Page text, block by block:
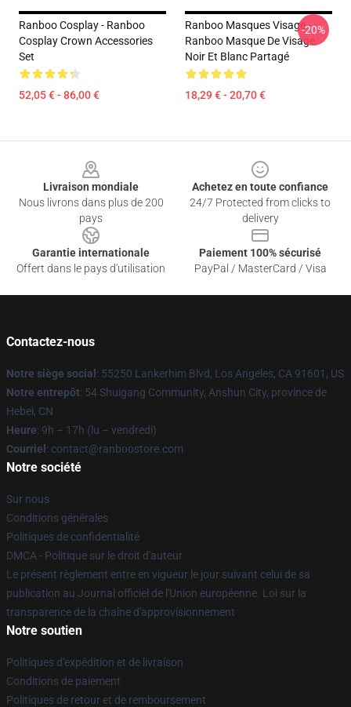
Ranboo Cosplay - Ranboo
Cosplay Crown Accessories
Set
52,05 € - 86,00 €
Ranboo Masques Visage -
Ranboo Masque De Visage
Noir Et Blanc Partagé
18,29 € - 20,70 €
-20%
Livraison mondiale
Nous livrons dans plus de 200
pays
Achetez en toute confiance
24/7 Protected from clicks to
delivery
Garantie internationale
Offert dans le pays d'utilisation
Paiement 100% sécurisé
PayPal / MasterCard / Visa
Contactez-nous
Notre siège social : 55250 Lankerhim Blvd, Los Angeles, CA 91601, US
Notre entrepôt: 54 Shuigang Community, Anshun City, province de
Hebei, CN
Heure: 9h – 17h (lu – vendredi)
Courriel : contact@ranboostore.com
Notre société
Sur nous
Conditions générales
Politiques de confidentialité
DMCA - Politique sur le droit d'auteur
Le présent règlement entre en vigueur le jour suivant celui de sa
publication au Journal officiel de l'Union européenne. Loi sur la
transparence de la chaîne d'approvisionnement
Notre soutien
Politiques d'expédition et de livraison
Conditions de paiement
Politiques de retour et de remboursement